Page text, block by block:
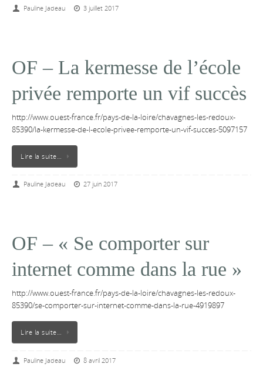
Pauline Jadeau 3 juillet 2017
OF – La kermesse de l’école
privée remporte un vif succès
http://www.ouest-france.fr/pays-de-la-loire/chavagnes-les-redoux-
85390/la-kermesse-de-l-ecole-privee-remporte-un-vif-succes-5097157
Lire la suite…
Pauline Jadeau 27 juin 2017
OF – « Se comporter sur
internet comme dans la rue »
http://www.ouest-france.fr/pays-de-la-loire/chavagnes-les-redoux-
85390/se-comporter-sur-internet-comme-dans-la-rue-4919897
Lire la suite…
Pauline Jadeau 8 avril 2017